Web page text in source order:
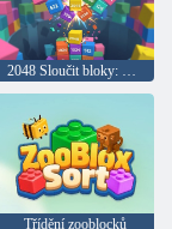
2048 Sloučit bloky: Fyzika
Třídění zooblocků